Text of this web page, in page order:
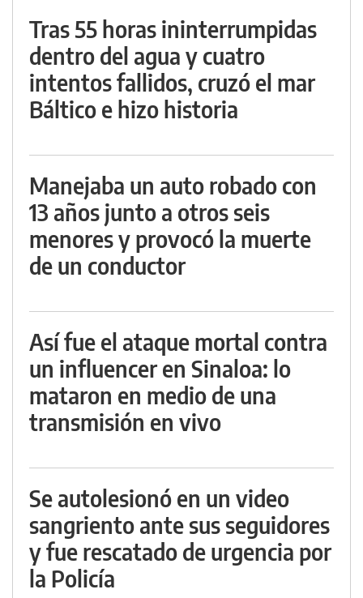
Tras 55 horas ininterrumpidas
dentro del agua y cuatro
intentos fallidos, cruzó el mar
Báltico e hizo historia
Manejaba un auto robado con
13 años junto a otros seis
menores y provocó la muerte
de un conductor
Así fue el ataque mortal contra
un influencer en Sinaloa: lo
mataron en medio de una
transmisión en vivo
Se autolesionó en un video
sangriento ante sus seguidores
y fue rescatado de urgencia por
la Policía